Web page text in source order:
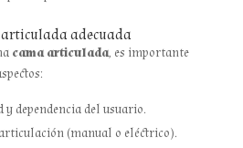
adecuada
cama articulada, es importante
dependencia del usuario.
(manual o eléctrico).